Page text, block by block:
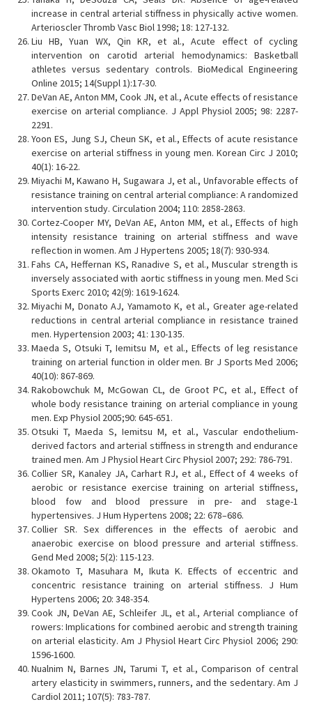
increase in central arterial stiffness in physically active women.
Arterioscler Thromb Vasc Biol 1998; 18: 127-132.
Liu HB, Yuan WX, Qin KR, et al., Acute effect of cycling
intervention on carotid arterial hemodynamics: Basketball
athletes versus sedentary controls. BioMedical Engineering
Online 2015; 14(Suppl 1):17-30.
DeVan AE, Anton MM, Cook JN, et al., Acute effects of resistance
exercise on arterial compliance. J Appl Physiol 2005; 98: 2287-
2291.
Yoon ES, Jung SJ, Cheun SK, et al., Effects of acute resistance
exercise on arterial stiffness in young men. Korean Circ J 2010;
40(1): 16-22.
Miyachi M, Kawano H, Sugawara J, et al., Unfavorable effects of
resistance training on central arterial compliance: A randomized
intervention study. Circulation 2004; 110: 2858-2863.
Cortez-Cooper MY, DeVan AE, Anton MM, et al., Effects of high
intensity resistance training on arterial stiffness and wave
reflection in women. Am J Hypertens 2005; 18(7): 930-934.
Fahs CA, Heffernan KS, Ranadive S, et al., Muscular strength is
inversely associated with aortic stiffness in young men. Med Sci
Sports Exerc 2010; 42(9): 1619-1624.
Miyachi M, Donato AJ, Yamamoto K, et al., Greater age-related
reductions in central arterial compliance in resistance trained
men. Hypertension 2003; 41: 130-135.
Maeda S, Otsuki T, Iemitsu M, et al., Effects of leg resistance
training on arterial function in older men. Br J Sports Med 2006;
40(10): 867-869.
Rakobowchuk M, McGowan CL, de Groot PC, et al., Effect of
whole body resistance training on arterial compliance in young
men. Exp Physiol 2005;90: 645-651.
Otsuki T, Maeda S, Iemitsu M, et al., Vascular endothelium-
derived factors and arterial stiffness in strength and endurance
trained men. Am J Physiol Heart Circ Physiol 2007; 292: 786-791.
Collier SR, Kanaley JA, Carhart RJ, et al., Effect of 4 weeks of
aerobic or resistance exercise training on arterial stiffness,
blood fow and blood pressure in pre- and stage-1
hypertensives. J Hum Hypertens 2008; 22: 678–686.
Collier SR. Sex differences in the effects of aerobic and
anaerobic exercise on blood pressure and arterial stiffness.
Gend Med 2008; 5(2): 115-123.
Okamoto T, Masuhara M, Ikuta K. Effects of eccentric and
concentric resistance training on arterial stiffness. J Hum
Hypertens 2006; 20: 348-354.
Cook JN, DeVan AE, Schleifer JL, et al., Arterial compliance of
rowers: Implications for combined aerobic and strength training
on arterial elasticity. Am J Physiol Heart Circ Physiol 2006; 290:
1596-1600.
Nualnim N, Barnes JN, Tarumi T, et al., Comparison of central
artery elasticity in swimmers, runners, and the sedentary. Am J
Cardiol 2011; 107(5): 783-787.